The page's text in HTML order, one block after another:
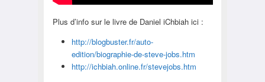
Plus d’info sur le livre de Daniel iChbiah ici :
http://blogbuster.fr/auto-
edition/biographie-de-steve-jobs.htm
http://ichbiah.online.fr/stevejobs.htm